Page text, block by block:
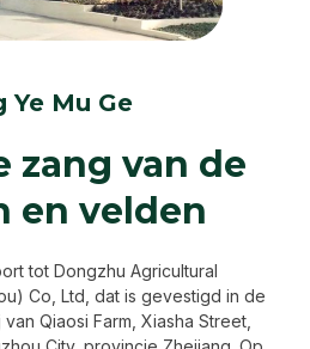
Ye Mu Ge
zang van de
en velden
tot Dongzhu Agricultural
Co, Ltd, dat is gevestigd in de
Qiaosi Farm, Xiasha Street,